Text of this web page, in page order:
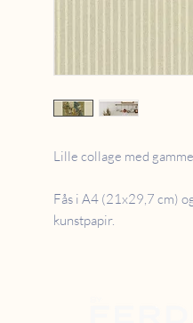
Lille collage med
Fås i A4 (21x29,7 cm)
kunstpapir.